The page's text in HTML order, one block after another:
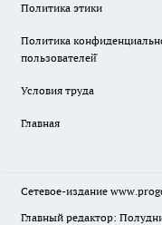
Политика этики
Политика
пользователей̆
Условия труда
Главная
Сетевое-издание
Главный редактор: